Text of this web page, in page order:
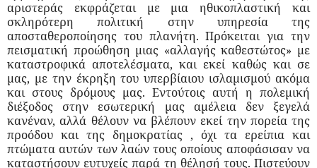
αριστεράς εκφράζεται με μια ηθικοπλαστική και
σκληρότερη πολιτική στην υπηρεσία της
αποσταθεροποίησης του πλανήτη. Πρόκειται για την
πεισματική προώθηση μιας «αλλαγής καθεστώτος» με
καταστροφικά αποτελέσματα, και εκεί καθώς και σε
μας, με την έκρηξη του υπερβίαιου ισλαμισμού ακόμα
και στους δρόμους μας. Εντούτοις αυτή η πολεμική
διέξοδος στην εσωτερική μας αμέλεια δεν ξεγελά
κανέναν, αλλά θέλουν να βλέπουν εκεί την πορεία της
προόδου και της δημοκρατίας , όχι τα ερείπια και
πτώματα αυτών των λαών τους οποίους αποφάσισαν να
καταστήσουν ευτυχείς παρά τη θέλησή τους. Πιστεύουν